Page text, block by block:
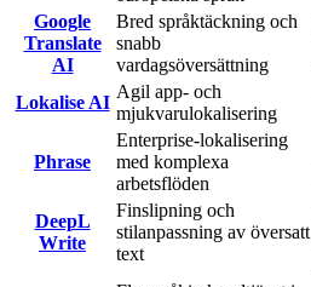
Google
Translate
AI
Bred språktäckning och
snabb
vardagsöversättning
Lokalise AI
Agil app- och
mjukvarulokalisering
Phrase
Enterprise-lokalisering
med komplexa
arbetsflöden
DeepL
Write
Finslipning och
stilanpassning av översatt
text